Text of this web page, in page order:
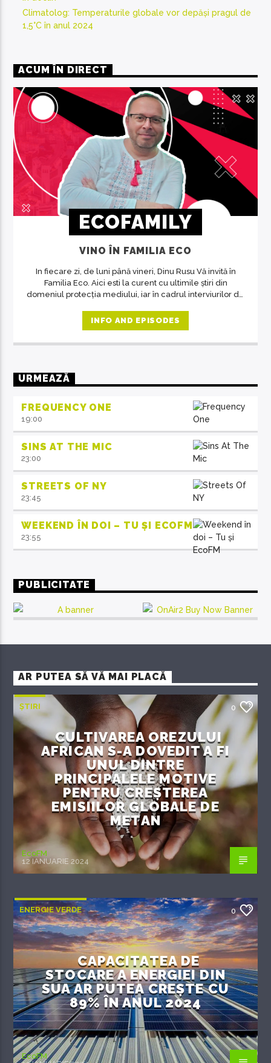
Climatolog: Temperaturile globale vor depăși pragul de
1,5°C în anul 2024
ACUM ÎN DIRECT
ECOFAMILY
VINO ÎN FAMILIA ECO
In fiecare zi, de luni până vineri, Dinu Rusu Vă invită în
Familia Eco. Aici esti la curent cu ultimile știri din
domeniul protecția mediului, iar în cadrul interviurilor de
familie.
INFO AND EPISODES
URMEAZĂ
FREQUENCY ONE
19:00
SINS AT THE MIC
23:00
STREETS OF NY
23:45
WEEKEND ÎN DOI – TU ȘI ECOFM
23:55
PUBLICITATE
AR PUTEA SĂ VĂ MAI PLACĂ
ȘTIRI 0
CULTIVAREA OREZULUI
AFRICAN S-A DOVEDIT A FI
UNUL DINTRE
PRINCIPALELE MOTIVE
PENTRU CREȘTEREA
EMISIILOR GLOBALE DE
METAN
EcoFM
12 IANUARIE 2024
ENERGIE VERDE 0
CAPACITATEA DE
STOCARE A ENERGIEI DIN
SUA AR PUTEA CREȘTE CU
89% ÎN ANUL 2024
EcoFM